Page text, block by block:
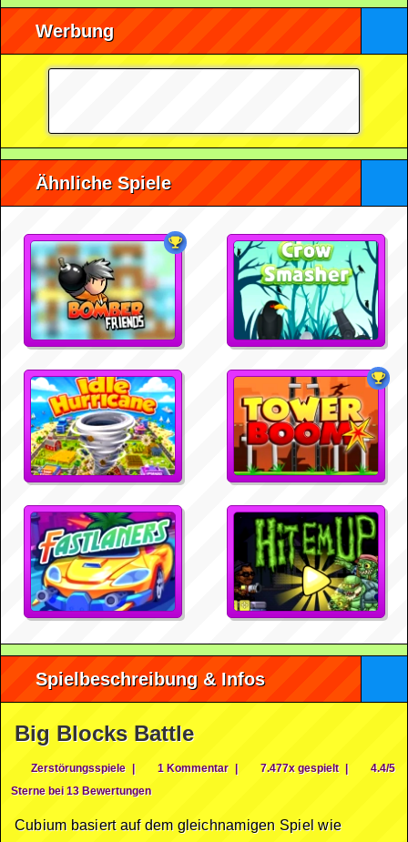
Werbung
Ähnliche Spiele
Spielbeschreibung & Infos
Big Blocks Battle
Zerstörungsspiele | 1 Kommentar | 7.477x gespielt |
4.4/5
Sterne bei 13 Bewertungen
Cubium basiert auf dem gleichnamigen Spiel wie